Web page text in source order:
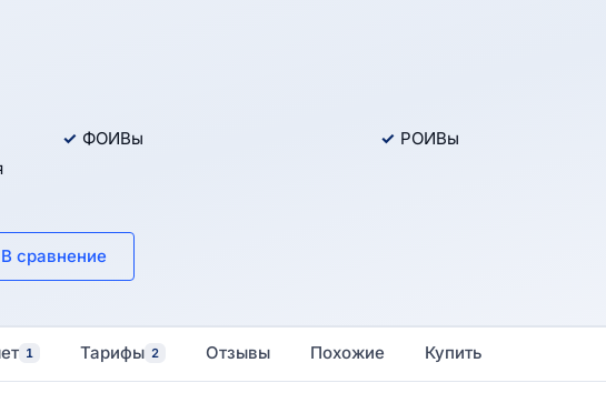
ФОИВы
РОИВы
В сравнение
1 Тарифы 2 Отзывы Похожие Купить